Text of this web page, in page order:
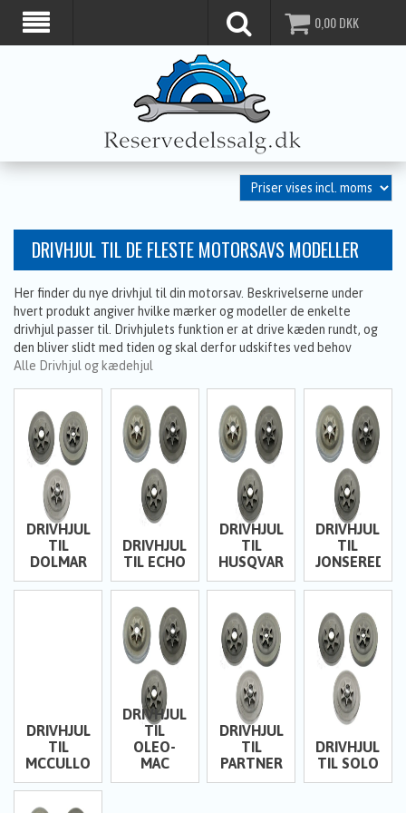
0,00DKK
DRIVHJUL TIL DE FLESTE MOTORSAVS MODELLER
Her finder du nye drivhjul til din motorsav. Beskrivelserne under
hvert produkt angiver hvilke mærker og modeller de enkelte
drivhjul passer til. Drivhjulets funktion er at drive kæden rundt, og
den bliver slidt med tiden og skal derfor udskiftes ved behov
Alle Drivhjul og kædehjul
DRIVHJUL
TIL
DOLMAR
DRIVHJUL
TIL ECHO
DRIVHJUL
TIL
HUSQVARNA
DRIVHJUL
TIL
JONSERED
DRIVHJUL
TIL
MCCULLOCH
DRIVHJUL
TIL
OLEO-
MAC
DRIVHJUL
TIL
PARTNER
DRIVHJUL
TIL SOLO